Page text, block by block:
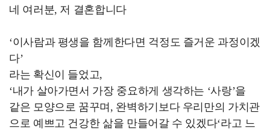
네 여러분, 저 결혼합니다
‘이사람과 평생을 함께한다면 걱정도 즐거운 과정이겠
다’
라는 확신이 들었고,
‘내가 살아가면서 가장 중요하게 생각하는 ‘사랑’을
같은 모양으로 꿈꾸며, 완벽하기보다 우리만의 가치관
으로 예쁘고 건강한 삶을 만들어갈 수 있겠다‘라고 느